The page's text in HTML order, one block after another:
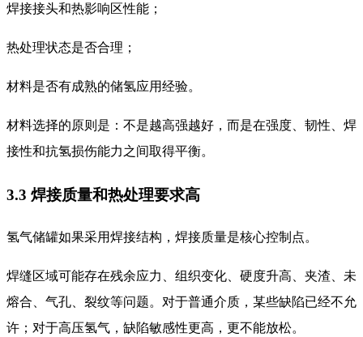
焊接接头和热影响区性能；
热处理状态是否合理；
材料是否有成熟的储氢应用经验。
材料选择的原则是：不是越高强越好，而是在强度、韧性、焊
接性和抗氢损伤能力之间取得平衡。
3.3 焊接质量和热处理要求高
氢气储罐如果采用焊接结构，焊接质量是核心控制点。
焊缝区域可能存在残余应力、组织变化、硬度升高、夹渣、未
熔合、气孔、裂纹等问题。对于普通介质，某些缺陷已经不允
许；对于高压氢气，缺陷敏感性更高，更不能放松。